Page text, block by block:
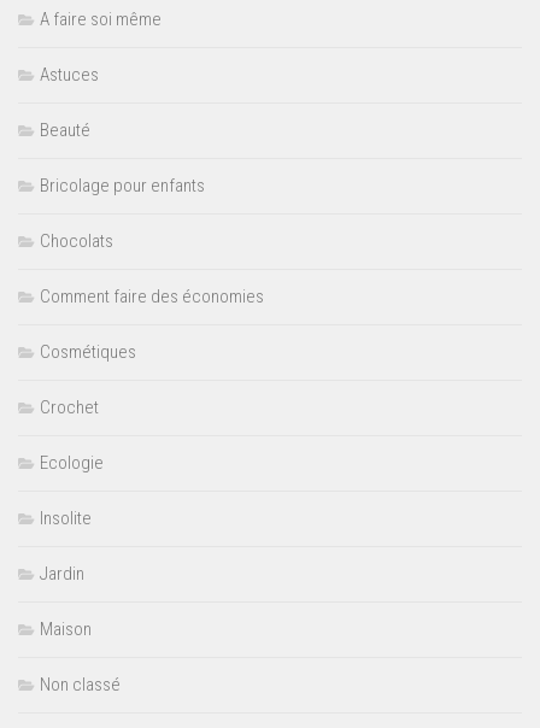
A faire soi même
Astuces
Beauté
Bricolage pour enfants
Chocolats
Comment faire des économies
Cosmétiques
Crochet
Ecologie
Insolite
Jardin
Maison
Non classé